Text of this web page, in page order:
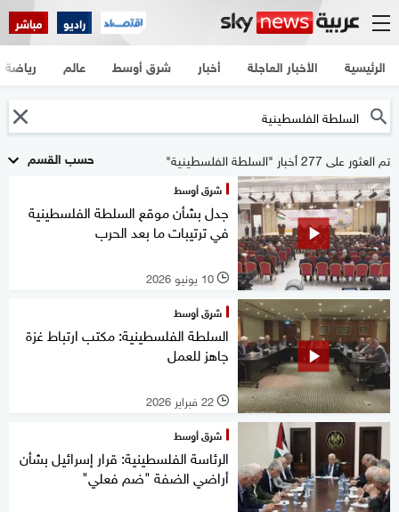
راديو مباشر
الرئيسية الأخبار العاجلة أخبار شرق أوسط عالم رياضة
حسب القسم تم العثور على 277 أخبار "السلطة الفلسطينية"
شرق أوسط
جدل بشأن موقع السلطة الفلسطينية
في ترتيبات ما بعد الحرب
l 10 يونيو 2026
شرق أوسط
السلطة الفلسطينية: مكتب ارتباط غزة
جاهز للعمل
l 22 فبراير 2026
شرق أوسط
الرئاسة الفلسطينية: قرار إسرائيل بشأن
أراضي الضفة "ضم فعلي"